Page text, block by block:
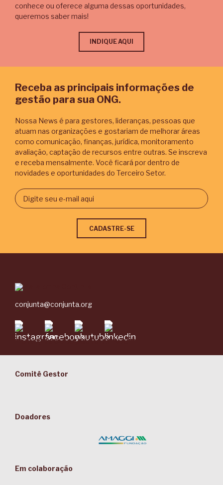
conhece ou oferece alguma dessas oportunidades,
queremos saber mais!
INDIQUE AQUI
Receba as principais informações de
gestão para sua ONG.
Nossa News é para gestores, lideranças, pessoas que
atuam nas organizações e gostariam de melhorar áreas
como comunicação, finanças, jurídica, monitoramento
avaliação, captação de recursos entre outras. Se inscreva
e receba mensalmente. Você ficará por dentro de
novidades e oportunidades do Terceiro Setor.
conjunta@conjunta.org
Comitê Gestor
Doadores
Em colaboração